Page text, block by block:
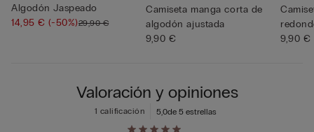
Algodón Jaspeado
14,95 €(-50%)29,90 €
Camiseta manga corta de
algodón ajustada
9,90 €
9,90 €
Valoración y opiniones
5,0de 5 estrellas
1 calificación